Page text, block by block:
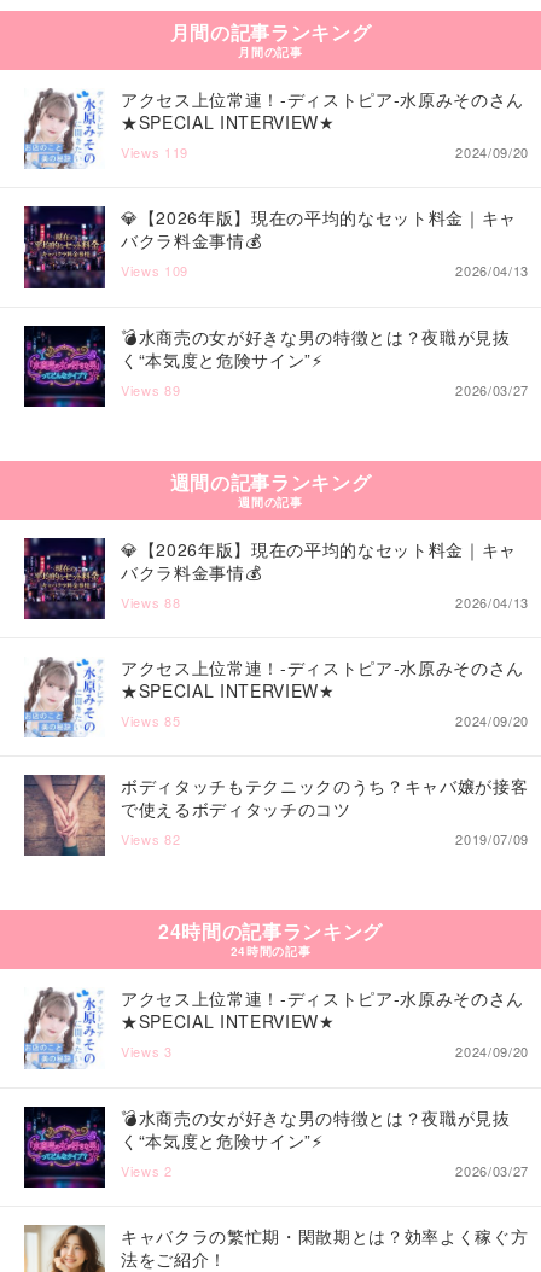
月間の記事ランキング
月間の記事
アクセス上位常連！-ディストピア-水原みそのさん
★SPECIAL INTERVIEW★
Views 119 2024/09/20
💎【2026年版】現在の平均的なセット料金｜キャ
バクラ料金事情💰
Views 109 2026/04/13
💣️水商売の女が好きな男の特徴とは？夜職が見抜
く“本気度と危険サイン”⚡️
Views89 2026/03/27
週間の記事ランキング
週間の記事
💎【2026年版】現在の平均的なセット料金｜キャ
バクラ料金事情💰
Views88 2026/04/13
アクセス上位常連！-ディストピア-水原みそのさん
★SPECIAL INTERVIEW★
Views85 2024/09/20
ボディタッチもテクニックのうち？キャバ嬢が接客
で使えるボディタッチのコツ
Views82 2019/07/09
24時間の記事ランキング
24時間の記事
アクセス上位常連！-ディストピア-水原みそのさん
★SPECIAL INTERVIEW★
Views3 2024/09/20
💣️水商売の女が好きな男の特徴とは？夜職が見抜
く“本気度と危険サイン”⚡️
Views 2 2026/03/27
キャバクラの繁忙期・閑散期とは？効率よく稼ぐ方
法をご紹介！